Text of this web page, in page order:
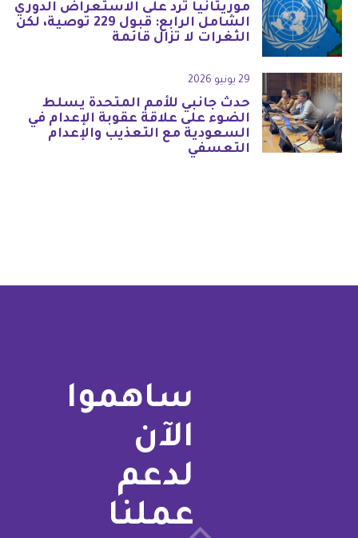
موريتانيا ترد على الاستعراض الدوري
الشامل الرابع: قبول 229 توصية، لكن
الثغرات لا تزال قائمة
29 يونيو 2026
حدث جانبي للأمم المتحدة يسلط
الضوء على علاقة عقوبة الإعدام في
السعودية مع التعذيب والإعدام
التعسفي
ساهموا
الآن
لدعم
عملنا